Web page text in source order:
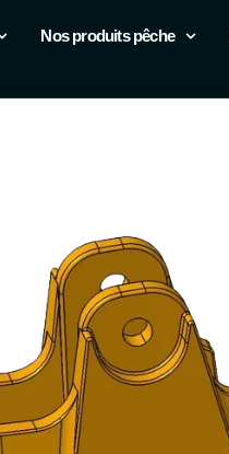
Nos produits pêche